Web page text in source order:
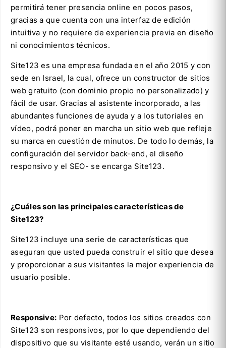
permitirá tener presencia online en pocos pasos,
gracias a que cuenta con una interfaz de edición
intuitiva y no requiere de experiencia previa en diseño
ni conocimientos técnicos.
Site123 es una empresa fundada en el año 2015 y con
sede en Israel, la cual, ofrece un constructor de sitios
web gratuito (con dominio propio no personalizado) y
fácil de usar. Gracias al asistente incorporado, a las
abundantes funciones de ayuda y a los tutoriales en
vídeo, podrá poner en marcha un sitio web que refleje
su marca en cuestión de minutos. De todo lo demás, la
configuración del servidor back-end, el diseño
responsivo y el SEO- se encarga Site123.
¿Cuáles son las principales características de
Site123?
Site123 incluye una serie de características que
aseguran que usted pueda construir el sitio que desea
y proporcionar a sus visitantes la mejor experiencia de
usuario posible.
Responsive: Por defecto, todos los sitios creados con
Site123 son responsivos, por lo que dependiendo del
dispositivo que su visitante esté usando, verán un sitio